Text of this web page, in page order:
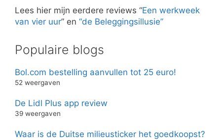
Lees hier mijn eerdere reviews “Een werkweek
van vier uur” en “de Beleggingsillusie”
Populaire blogs
Bol.com bestelling aanvullen tot 25 euro!
52 weergaven
De Lidl Plus app review
39 weergaven
Waar is de Duitse milieusticker het goedkoopst?